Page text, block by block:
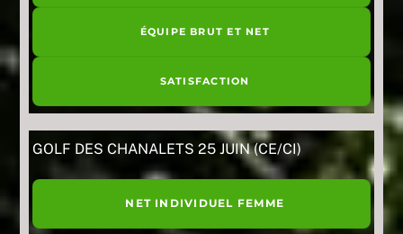
ÉQUIPE BRUT ET NET
SATISFACTION
GOLF DES CHANALETS 25 JUIN (CE/CI)
NET INDIVIDUEL FEMME